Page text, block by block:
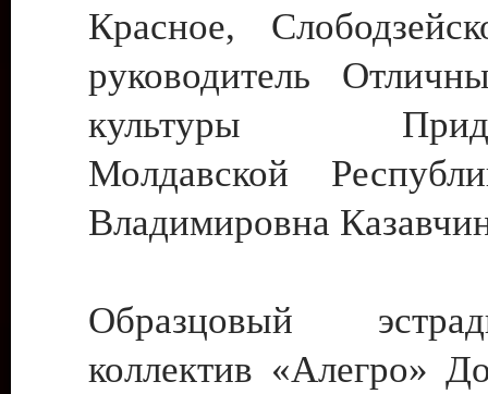
Красное,
руководитель
культуры
Молдавской
Владимировна
Образцовый
коллектив «Алегро»